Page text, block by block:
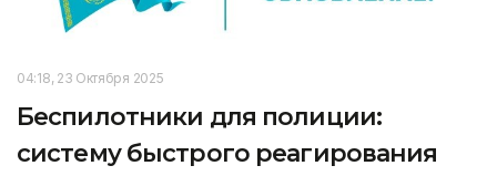
04:18, 23 Октября 2025
Беспилотники для полиции:
систему быстрого реагирования